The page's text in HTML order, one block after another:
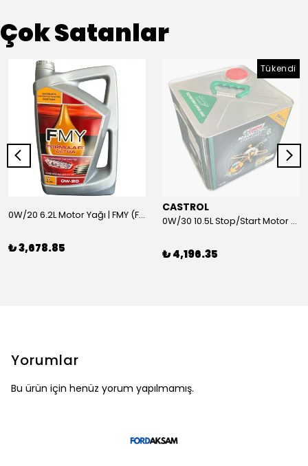
Çok Satanlar
0W/20 6.2L Motor Yağı | FMY (Ford Motor Yağları)
₺ 3,678.85
Tükendi
CASTROL
0W/30 10.5L Stop/Start Motor Yağı | CASTROL
₺ 4,196.35
Yorumlar
Bu ürün için henüz yorum yapılmamış.